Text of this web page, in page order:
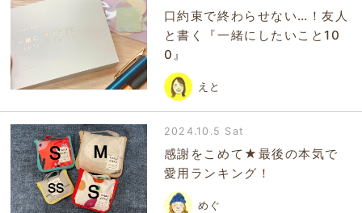
口約束で終わらせない…！友人
と書く『一緒にしたいこと10
0』
えと
2024.10.5 Sat
感謝をこめて★最後の本気で
愛用ランキング！
めぐ